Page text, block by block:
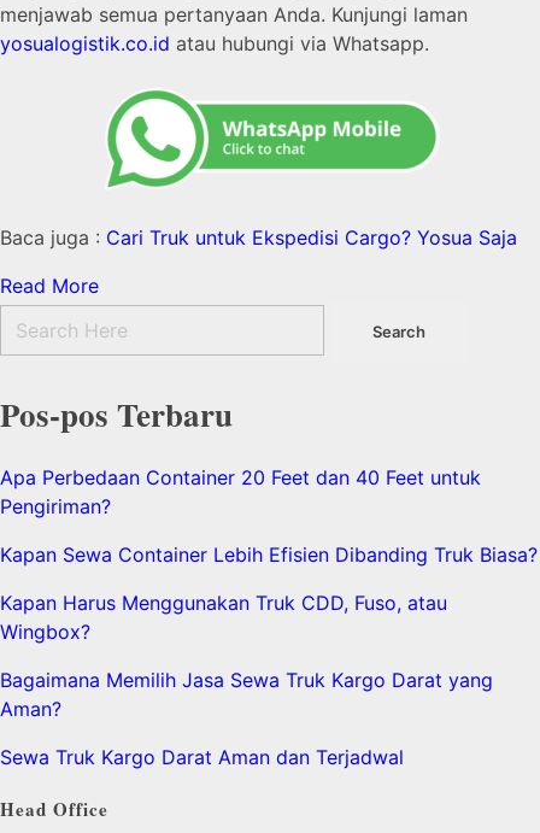
menjawab semua pertanyaan Anda. Kunjungi laman
yosualogistik.co.id atau hubungi via Whatsapp.
Baca juga : Cari Truk untuk Ekspedisi Cargo? Yosua Saja
Read More
Pos-pos Terbaru
Apa Perbedaan Container 20 Feet dan 40 Feet untuk
Pengiriman?
Kapan Sewa Container Lebih Efisien Dibanding Truk Biasa?
Kapan Harus Menggunakan Truk CDD, Fuso, atau
Wingbox?
Bagaimana Memilih Jasa Sewa Truk Kargo Darat yang
Aman?
Sewa Truk Kargo Darat Aman dan Terjadwal
Head Office